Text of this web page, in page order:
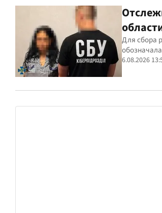
Для сбора
6.08.2026